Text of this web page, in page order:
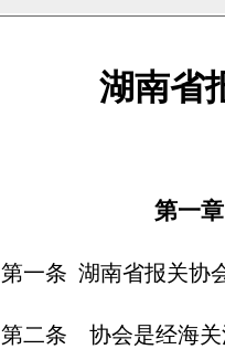
湖南省
第一
第一条 湖南省报关协
第二条 协会是经海